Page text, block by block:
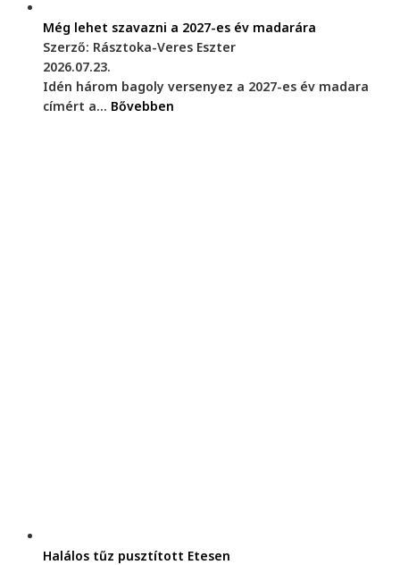
Még lehet szavazni a 2027-es év madarára
Szerző: Rásztoka-Veres Eszter
2026.07.23.
Idén három bagoly versenyez a 2027-es év madara
címért a... Bővebben
Halálos tűz pusztított Etesen